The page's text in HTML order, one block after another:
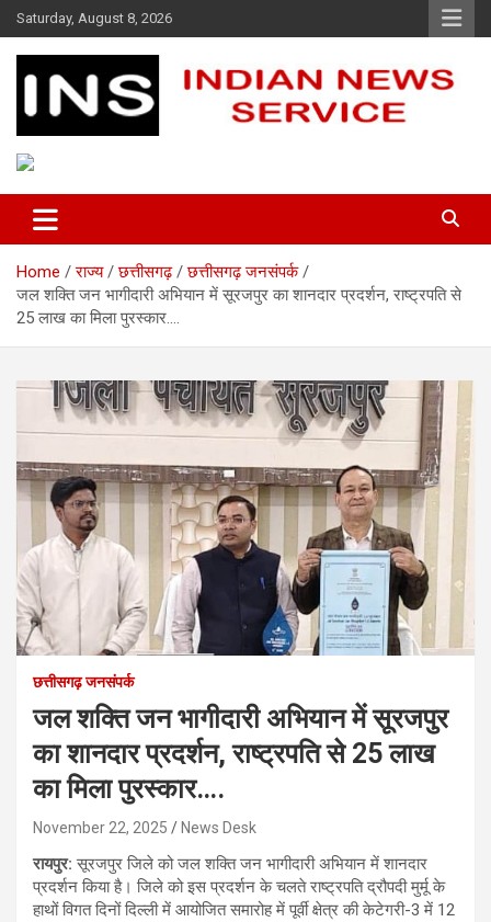
Skip
to
content
Saturday, August 8, 2026
Indian News Service
Home राज्य छत्तीसगढ़
छत्तीसगढ़ जनसंपर्क
जल शक्ति जन भागीदारी अभियान में सूरजपुर का शानदार प्रदर्शन, राष्ट्रपति से
25 लाख का मिला पुरस्कार….
छत्तीसगढ़ जनसंपर्क
जल शक्ति जन भागीदारी अभियान में सूरजपुर
का शानदार प्रदर्शन, राष्ट्रपति से 25 लाख
का मिला पुरस्कार….
November 22, 2025 News Desk
रायपुर: सूरजपुर जिले को जल शक्ति जन भागीदारी अभियान में शानदार
प्रदर्शन किया है। जिले को इस प्रदर्शन के चलते राष्ट्रपति द्रौपदी मुर्मू के
हाथों विगत दिनों दिल्ली में आयोजित समारोह में पूर्वी क्षेत्र की केटेगरी-3 में 12